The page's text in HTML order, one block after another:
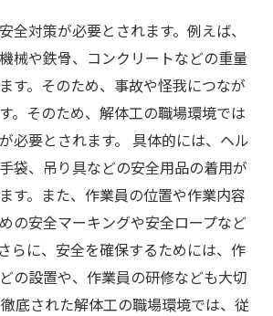
全対策が必要とされます。例えば、
械や鉄骨、コンクリートなどの重量
す。そのため、事故や怪我につなが
。そのため、解体工の職場環境では
必要とされます。 具体的には、ヘル
袋、吊り具などの安全用品の着用が
す。また、作業員の位置や作業内容
の安全マーキングや安全ロープなど
らに、安全を確保するためには、作
の設置や、作業員の研修なども大切
底された解体工の職場環境では、従